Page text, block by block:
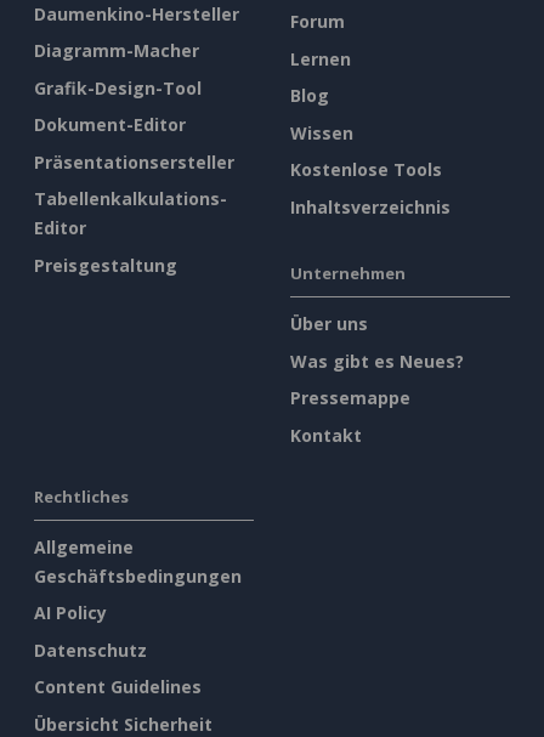
Daumenkino-Hersteller
Diagramm-Macher
Grafik-Design-Tool
Dokument-Editor
Präsentationsersteller
Tabellenkalkulations-
Editor
Preisgestaltung
Forum
Lernen
Blog
Wissen
Kostenlose Tools
Inhaltsverzeichnis
Unternehmen
Über uns
Was gibt es Neues?
Pressemappe
Kontakt
Rechtliches
Allgemeine
Geschäftsbedingungen
AI Policy
Datenschutz
Content Guidelines
Übersicht Sicherheit